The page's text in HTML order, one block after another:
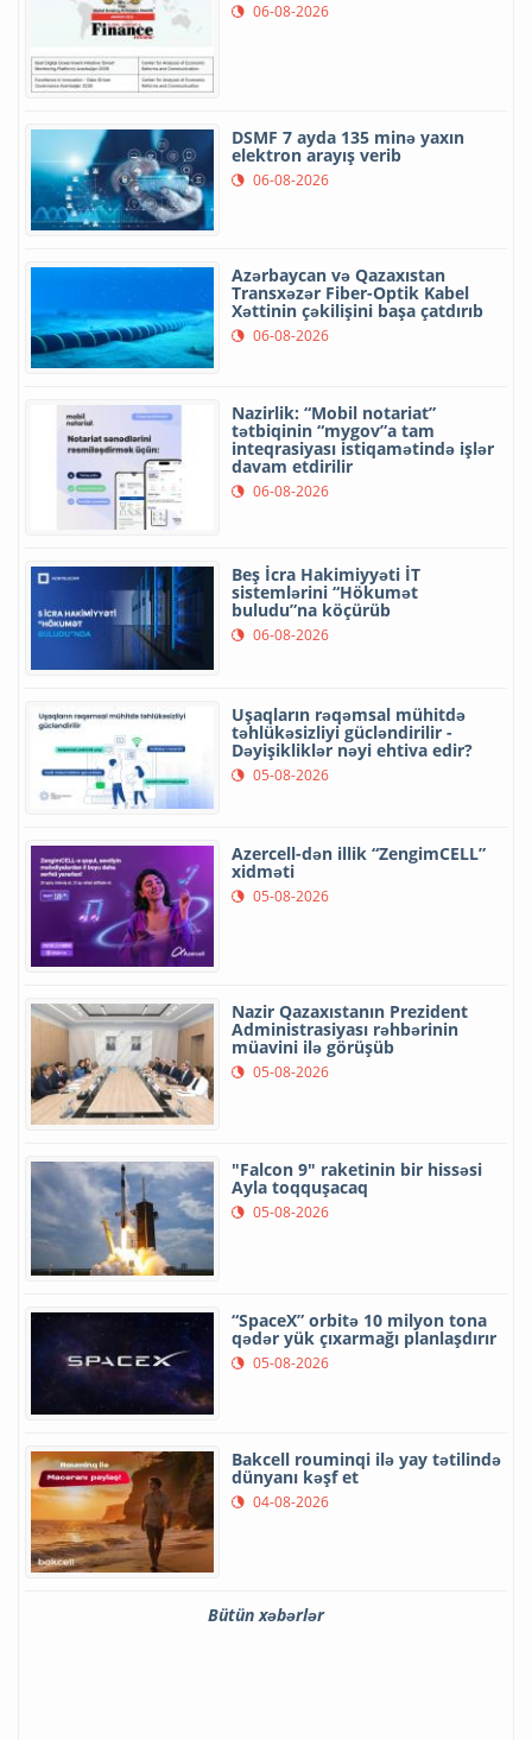
06-08-2026
DSMF 7 ayda 135 minə yaxın
elektron arayış verib
06-08-2026
Azərbaycan və Qazaxıstan
Transxəzər Fiber-Optik Kabel
Xəttinin çəkilişini başa çatdırıb
06-08-2026
Nazirlik: “Mobil notariat”
tətbiqinin “mygov”a tam
inteqrasiyası istiqamətində işlər
davam etdirilir
06-08-2026
Beş İcra Hakimiyyəti İT
sistemlərini “Hökumət
buludu”na köçürüb
06-08-2026
Uşaqların rəqəmsal mühitdə
təhlükəsizliyi gücləndirilir -
Dəyişikliklər nəyi ehtiva edir?
05-08-2026
Azercell-dən illik “ZengimCELL”
xidməti
05-08-2026
Nazir Qazaxıstanın Prezident
Administrasiyası rəhbərinin
müavini ilə görüşüb
05-08-2026
"Falcon 9" raketinin bir hissəsi
Ayla toqquşacaq
05-08-2026
“SpaceX” orbitə 10 milyon tona
qədər yük çıxarmağı planlaşdırır
05-08-2026
Bakcell rouminqi ilə yay tətilində
dünyanı kəşf et
04-08-2026
Bütün xəbərlər